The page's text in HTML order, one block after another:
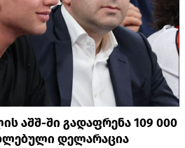
აშშ-ში გადაფრენა 109 000
დელარაცია